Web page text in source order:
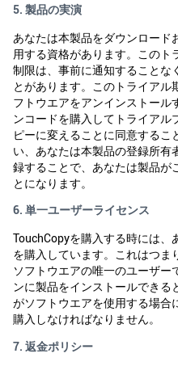
5. 製品の実演
あなたは本製品をダウンロード
用する資格があります。この
制限は、事前に通知することな
とがあります。このトライアル
フトウエアをアンインストール
ンコードを購入してトライアル
ピーに変えることに同意する
い、あなたは本製品の登録所有
録することで、あなたは製品が
とになります。
6. 単一ユーザーライセンス
TouchCopyを購入する時には、
を購入しています。これはつ
ソフトウエアの唯一のユーザー
ンに製品をインストールできる
がソフトウエアを使用する場合
購入しなければなりません。
7. 返金ポリシー